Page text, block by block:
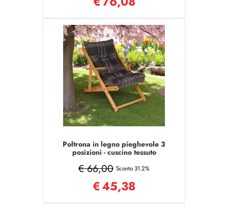
Poltrona in legno pieghevole 3
posizioni - cuscino tessuto
€ 66,00 Sconto 31.2%
€45,38